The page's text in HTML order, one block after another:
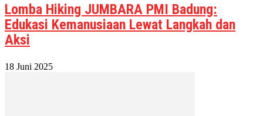
Lomba Hiking JUMBARA PMI Badung:
Edukasi Kemanusiaan Lewat Langkah dan
Aksi
18 Juni 2025